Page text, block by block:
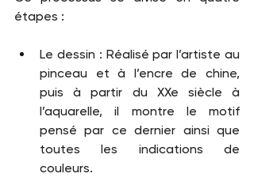
étapes :
Le dessin : Réalisé par l’artiste au
pinceau et à l’encre de chine,
puis à partir du XXe siècle à
l’aquarelle, il montre le motif
pensé par ce dernier ainsi que
toutes les indications de
couleurs.